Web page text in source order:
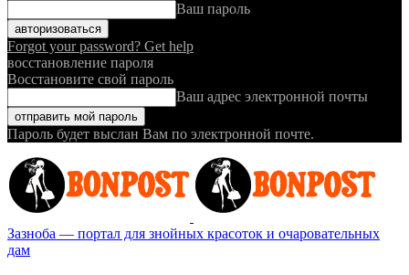
Ваш пароль
Forgot your password? Get help
восстановление пароля
Восстановите свой пароль
Ваш адрес электронной почты
Пароль будет выслан Вам по электронной почте.
Зазноба — портал для знойных красоток и очаровательных
дам